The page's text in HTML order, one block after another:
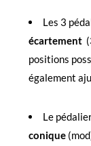
Les 3
écartement
positions
également
Le
conique